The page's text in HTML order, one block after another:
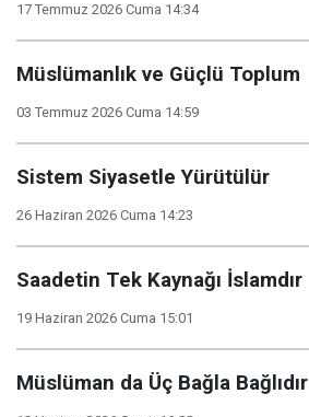
17 Temmuz 2026 Cuma 14:34
Müslümanlık ve Güçlü Toplum
03 Temmuz 2026 Cuma 14:59
Sistem Siyasetle Yürütülür
26 Haziran 2026 Cuma 14:23
Saadetin Tek Kaynağı İslamdır
19 Haziran 2026 Cuma 15:01
Müslüman da Üç Bağla Bağlıdır